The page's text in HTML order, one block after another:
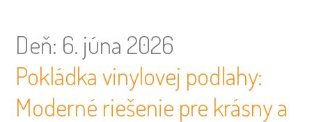
Deň: 6. júna 2026
Pokládka vinylovej podlahy:
Moderné riešenie pre krásny a